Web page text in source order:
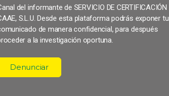
del informante de SERVICIO DE CERTIFICACIÓN
S.L.U. Desde esta plataforma podrás exponer tu
de manera confidencial, para después
a la investigación oportuna.
Denunciar